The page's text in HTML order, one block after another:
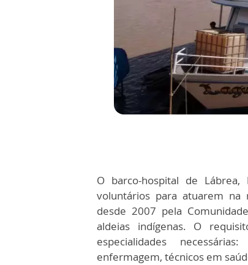
O barco-hospital de Lábrea,
voluntários para atuarem na
desde 2007 pela
aldeias indígenas. O
especialidades
enfermagem, técnicos em